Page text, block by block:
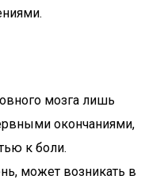
мозга лишь
окончаниями,
к боли.
может возникать в